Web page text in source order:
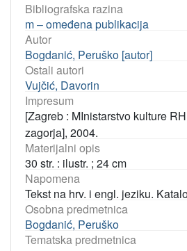
Bibliografska razina
m – omeđena publikacija
Autor
Bogdanić, Peruško [autor]
Ostali autori
Vujčić, Davorin
Impresum
[Zagreb : MInistarstvo kulture
zagorja], 2004.
Materijalni opis
30 str. : ilustr. ; 24 cm
Napomena
Tekst na hrv. i engl. jeziku.
Osobna predmetnica
Bogdanić, Peruško
Tematska predmetnica